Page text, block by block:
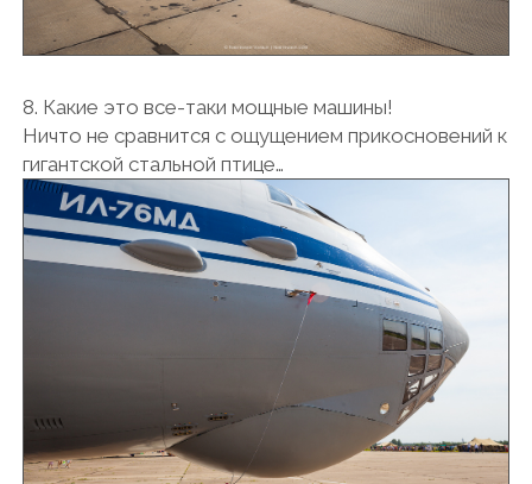
8. Какие это все-таки мощные машины!
Ничто не сравнится с ощущением прикосновений к
гигантской стальной птице…